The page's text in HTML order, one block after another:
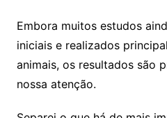
Embora muitos estudos
iniciais e realizados
animais, os resultados são
nossa atenção.